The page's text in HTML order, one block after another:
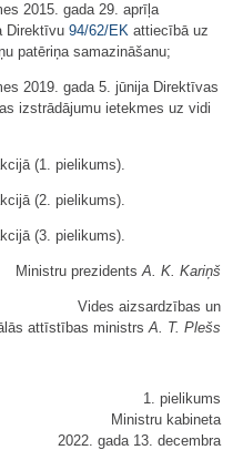
2015. gada 29. aprīļa
Direktīvu 94/62/EK attiecībā uz
patēriņa samazināšanu;
2019. gada 5. jūnija Direktīvas
izstrādājumu ietekmes uz vidi
(1. pielikums).
(2. pielikums).
(3. pielikums).
Ministru prezidentsA. K. Kariņš
Vides aizsardzības un
attīstības ministrsA. T. Plešs
1. pielikums
Ministru kabineta
2022. gada 13. decembra